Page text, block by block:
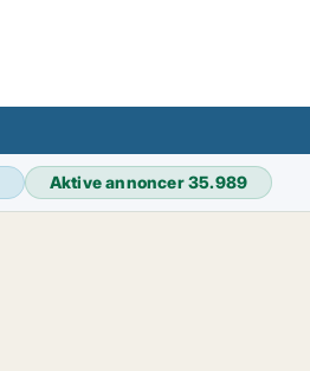
Aktive annoncer35.989